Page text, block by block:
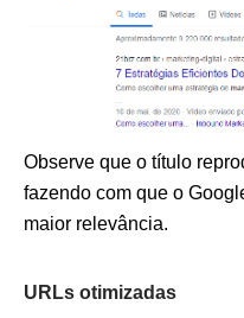
Observe que o título
fazendo com que o
maior relevância.
URLs otimizadas